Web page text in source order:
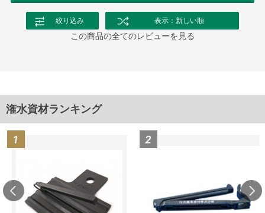
絞り込み 表示：新しい順
この商品の全てのレビューを見る
潅水資材ランキング